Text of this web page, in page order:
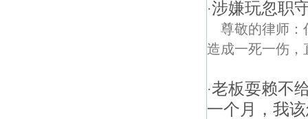
·涉嫌玩忽职
尊敬的律师
造成一死一伤，
·老板耍赖不
一个月，我